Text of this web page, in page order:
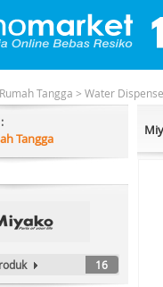
Tangga > Water
Tangga
16